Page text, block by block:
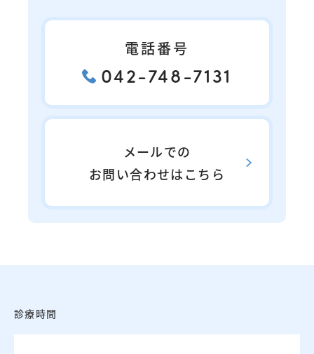
電話番号
042-748-7131
メールでの
お問い合わせはこちら
診療時間